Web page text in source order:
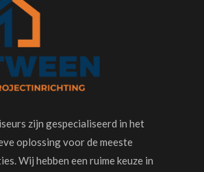
zijn gespecialiseerd in het
oplossing voor de meeste
Wij hebben een ruime keuze in